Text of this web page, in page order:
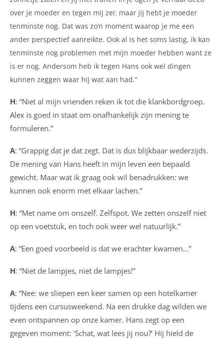
over je moeder en tegen mij zei: maar jij hebt je moeder
tenminste nog. Dat was zo’n moment waarop je me een
ander perspectief aanreikte. Ook al is het soms lastig, ik kan
tenminste nog problemen met mijn moeder hebben want ze
is er nog. Andersom heb ik tegen Hans ook wel dingen
kunnen zeggen waar hij wat aan had.”
H: “Niet al mijn vrienden reken ik tot die klankbordgroep.
Alex is goed in staat om onafhankelijk zijn mening te
formuleren.”
A: “Grappig dat je dat zegt. Dat is dus blijkbaar wederzijds.
De mening van Hans heeft in mijn leven een bepaald
gewicht. Maar wat ik graag ook wil benadrukken: we
kunnen ook enorm met elkaar lachen.”
H: “Met name om onszelf. Zelfspot. We zetten onszelf niet
op een voetstuk, en toch ook weer wel natuurlijk.”
A: “Een goed voorbeeld is dat we erachter kwamen…”
H: “Niet de lampjes, niet de lampjes!”
A: “Nee: we sliepen een keer samen op een hotelkamer
tijdens een cursusweekend. Na een drukke dag wilden we
even ontspannen op onze kamer. Hans zegt op een
gegeven moment: ‘Schat, wat lees jij nou?’ Hij hield de